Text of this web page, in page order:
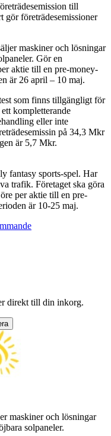
till
gör företrädesemissioner
maskiner och lösningar
Gör en
aktie till en pre-money-
är 26 april – 10 maj.
som finns tillgängligt för
kompletterande
eller inte
på 34,3 Mkr
är 5,7 Mkr.
fantasy sports-spel. Har
trafik. Företaget ska göra
per aktie till en pre-
är 10-25 maj.
direkt till din inkorg.
maskiner och lösningar
solpaneler.